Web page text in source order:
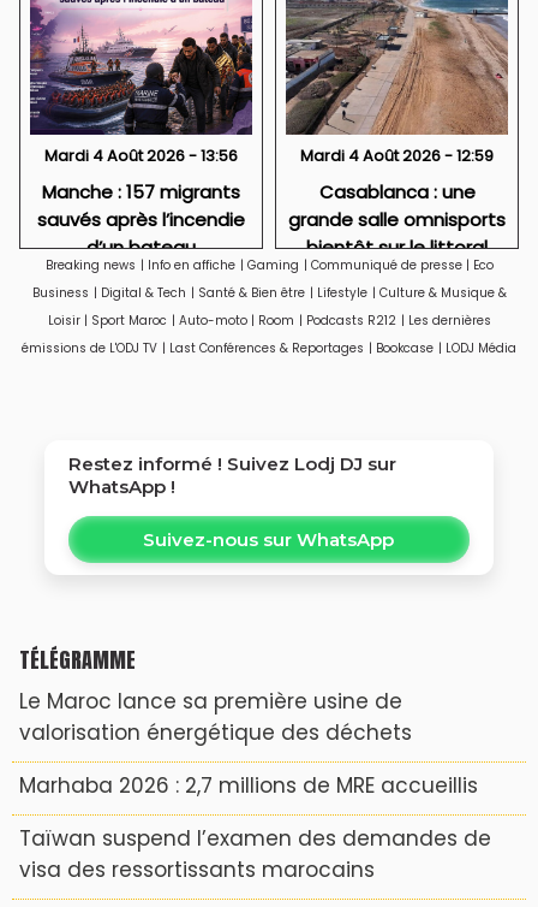
Mardi 4 Août 2026 - 13:56
Manche : 157 migrants
sauvés après l’incendie
d’un bateau
Mardi 4 Août 2026 - 12:59
Casablanca : une
grande salle omnisports
bientôt sur le littoral
d'Aïn Sebaâ
Breaking news | Info en affiche | Gaming | Communiqué de presse | Eco
Business | Digital & Tech | Santé & Bien être | Lifestyle | Culture & Musique &
Loisir | Sport Maroc | Auto-moto | Room | Podcasts R212 | Les dernières
émissions de L'ODJ TV | Last Conférences & Reportages | Bookcase | LODJ Média
Restez informé ! Suivez Lodj DJ sur
WhatsApp !
Suivez-nous sur WhatsApp
TÉLÉGRAMME
Le Maroc lance sa première usine de
valorisation énergétique des déchets
Marhaba 2026 : 2,7 millions de MRE accueillis
Taïwan suspend l’examen des demandes de
visa des ressortissants marocains